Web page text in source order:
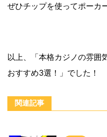
ぜひチップを使ってポーカ
以上、「本格カジノの雰囲
おすすめ3選！」でした！
関連記事